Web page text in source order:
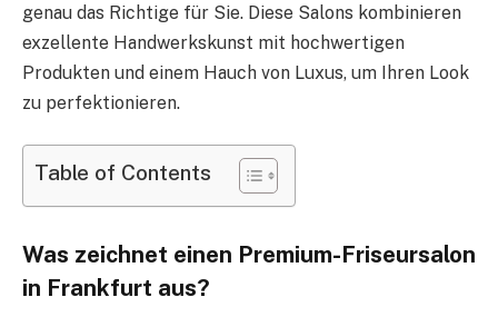
genau das Richtige für Sie. Diese Salons kombinieren
exzellente Handwerkskunst mit hochwertigen
Produkten und einem Hauch von Luxus, um Ihren Look
zu perfektionieren.
Table of Contents
Was zeichnet einen Premium-Friseursalon
in Frankfurt aus?